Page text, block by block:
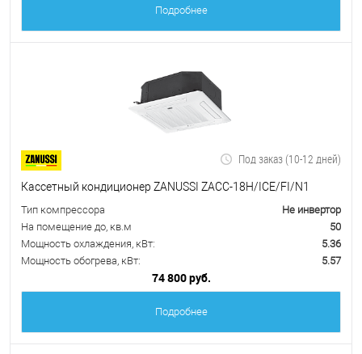
Подробнее
Под заказ (10-12 дней)
Кассетный кондиционер ZANUSSI ZACC-18H/ICE/FI/N1
Тип компрессора
Не инвертор
На помещение до, кв.м
50
Мощность охлаждения, кВт:
5.36
Мощность обогрева, кВт:
5.57
74 800 руб.
Подробнее